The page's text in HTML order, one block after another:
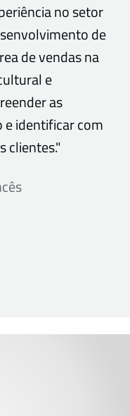
no setor
de
de vendas na
e
as
identificar com
clientes."